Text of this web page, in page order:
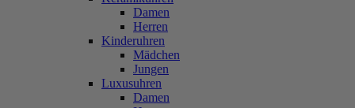
Damen
Herren
Kinderuhren
Mädchen
Jungen
Luxusuhren
Damen